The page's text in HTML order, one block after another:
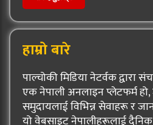
हाम्रो बारे
पाल्चोकी मिडिया नेटर्वक द्वारा
एक नेपाली अनलाइन प्लेटफर्म
समुदायलाई विभिन्न सेवाहरू र